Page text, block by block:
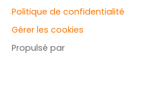
Politique de confidentialité
Gérer les cookies
Propulsé par